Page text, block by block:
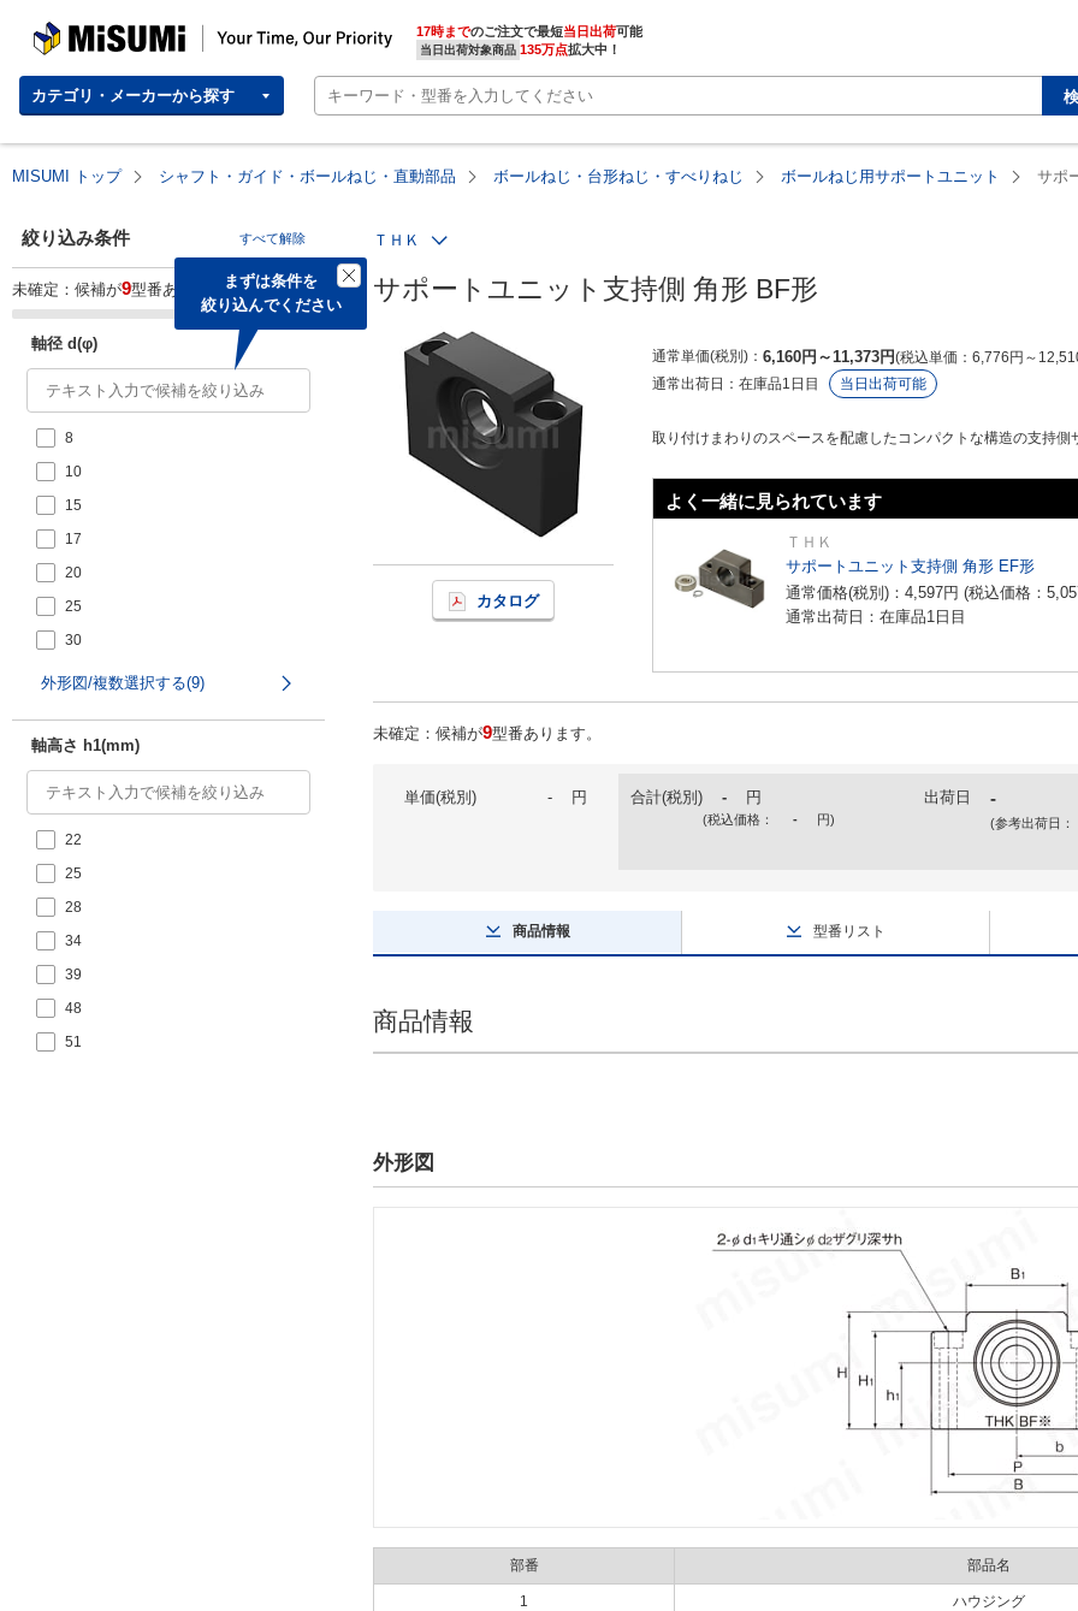
MISUMI | Your Time, Our Priority 17時までのご注文で最短当日出荷
当日出荷対象商品 135万点拡大中！
カテゴリ・メーカーから探す
MISUMI トップ シャフト・ガイド・ボールねじ・直動部品 ボールねじ・台形ねじ・すべりねじ ボールねじ用サポートユニット サポ
絞り込み条件 すべて解除
まずは条件を
絞り込んでください
未確定：候補が9型番あります。
軸径 d(φ)
8
10
15
17
20
25
30
35
外形図/複数選択する(9)
軸高さ h1(mm)
22
25
28
34
39
48
51
ＴＨＫ
サポートユニット支持側 角形 BF形
カタログ
通常単価(税別) 6,160円 ～11,373円 税込単価 6,776円 ～
通常出荷日： 在庫品1日目 当日出荷可能
取り付けまわりのスペースを配慮したコンパクトな構造の支持側
よく一緒に見られています
ＴＨＫ
サポートユニット支持側 角形 EF形
通常価格(税別)： 4,597円 (税込価格：
通常出荷日：在庫品1日目
未確定：候補が9型番あります。
単価(税別) - 円 合計(税別) - 円
(税込価格： - 円)
出荷日 -
(参考出荷日：
商品情報 型番リスト
商品情報
外形図
部番 部品名
1 ハウジング